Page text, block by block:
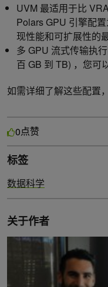
UVM 最适用于比
Polars GPU 引擎配
现性能和可扩展性的
多 GPU 流式传输执
百 GB 到 TB) ，您可
如需详细了解这些配置
0点赞
标签
数据科学
关于作者